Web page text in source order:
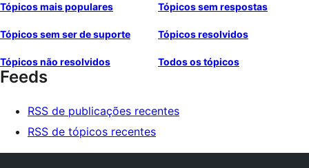
Tópicos mais populares Tópicos sem respostas
Tópicos sem ser de suporte Tópicos resolvidos
Tópicos não resolvidos Todos os tópicos
Feeds
RSS de publicações recentes
RSS de tópicos recentes